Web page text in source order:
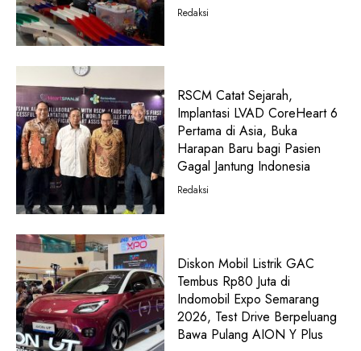
Redaksi
RSCM Catat Sejarah,
Implantasi LVAD CoreHeart 6
Pertama di Asia, Buka
Harapan Baru bagi Pasien
Gagal Jantung Indonesia
Redaksi
Diskon Mobil Listrik GAC
Tembus Rp80 Juta di
Indomobil Expo Semarang
2026, Test Drive Berpeluang
Bawa Pulang AION Y Plus